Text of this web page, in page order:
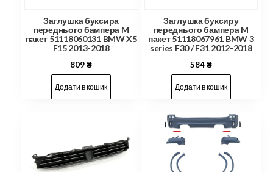
Заглушка буксира
переднього бампера M
пакет 51118060131 BMW X5
F15 2013-2018
809₴
Додати в кошик
Заглушка буксиру
переднього бампера M
пакет 51118067961 BMW 3
series F30 / F31 2012-2018
584₴
Додати в кошик